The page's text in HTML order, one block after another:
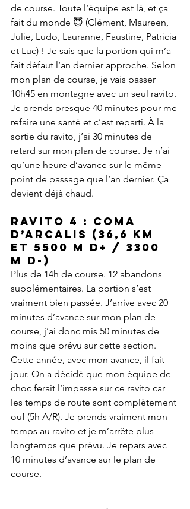
de course. Toute l’équipe est là, et ça
fait du monde 😇 (Clément, Maureen,
Julie, Ludo, Lauranne, Faustine, Patricia
et Luc) ! Je sais que la portion qui m’a
fait défaut l’an dernier approche. Selon
mon plan de course, je vais passer
10h45 en montagne avec un seul ravito.
Je prends presque 40 minutes pour me
refaire une santé et c’est reparti. À la
sortie du ravito, j’ai 30 minutes de
retard sur mon plan de course. Je n’ai
qu’une heure d’avance sur le même
point de passage que l’an dernier. Ça
devient déjà chaud.
Ravito 4 : Coma
d’Arcalis (36,6 km
et 5500 m D+ / 3300
m D-)
Plus de 14h de course. 12 abandons
supplémentaires. La portion s’est
vraiment bien passée. J’arrive avec 20
minutes d’avance sur mon plan de
course, j’ai donc mis 50 minutes de
moins que prévu sur cette section.
Cette année, avec mon avance, il fait
jour. On a décidé que mon équipe de
choc ferait l’impasse sur ce ravito car
les temps de route sont complètement
ouf (5h A/R). Je prends vraiment mon
temps au ravito et je m’arrête plus
longtemps que prévu. Je repars avec
10 minutes d’avance sur le plan de
course.